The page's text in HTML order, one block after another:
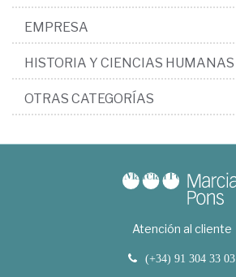
EMPRESA
HISTORIA Y CIENCIAS HUMANAS
OTRAS CATEGORÍAS
Atención al cliente
(+34) 91 304 33 03